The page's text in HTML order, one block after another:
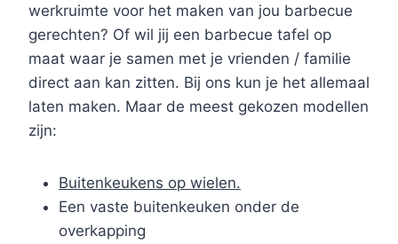
werkruimte voor het maken van jou barbecue
gerechten? Of wil jij een barbecue tafel op
maat waar je samen met je vrienden / familie
direct aan kan zitten. Bij ons kun je het allemaal
laten maken. Maar de meest gekozen modellen
zijn:
Buitenkeukens op wielen.
Een vaste buitenkeuken onder de
overkapping